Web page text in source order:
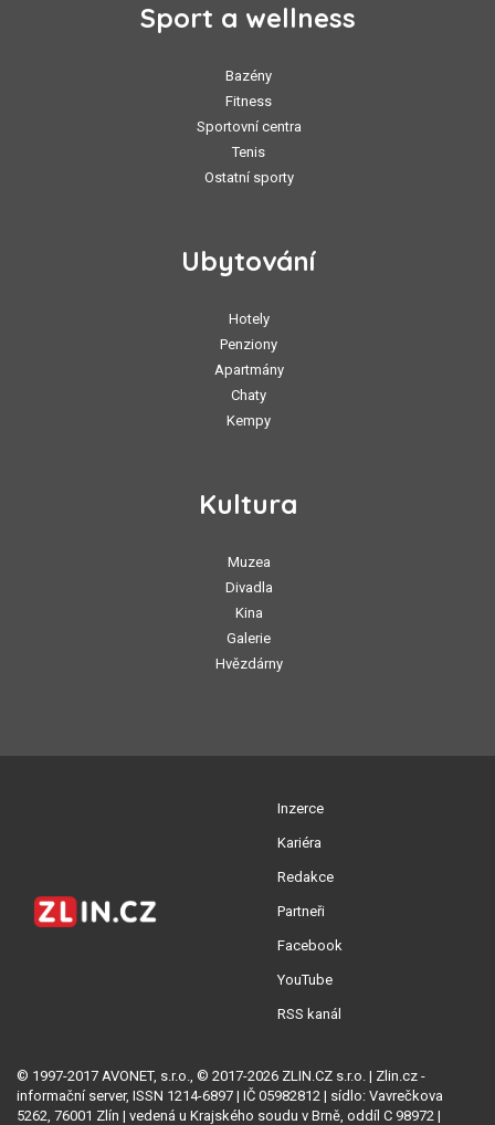
Sport a wellness
Bazény
Fitness
Sportovní centra
Tenis
Ostatní sporty
Ubytování
Hotely
Penziony
Apartmány
Chaty
Kempy
Kultura
Muzea
Divadla
Kina
Galerie
Hvězdárny
Inzerce
Kariéra
Redakce
Partneři
Facebook
YouTube
RSS kanál
© 1997-2017 AVONET, s.r.o., © 2017-2026 ZLIN.CZ s.r.o. | Zlin.cz -
informační server, ISSN 1214-6897 | IČ 05982812 | sídlo: Vavrečkova
5262, 76001 Zlín | vedená u Krajského soudu v Brně, oddíl C 98972 |